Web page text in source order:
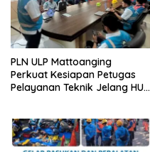
PLN ULP Mattoanging
Perkuat Kesiapan Petugas
Pelayanan Teknik Jelang HUT